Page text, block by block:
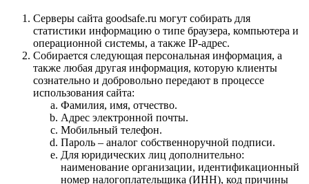
Серверы сайта goodsafe.ru могут собирать для
статистики информацию о типе браузера, компьютера и
операционной системы, а также IP-адрес.
Собирается следующая персональная информация, а
также любая другая информация, которую клиенты
сознательно и добровольно передают в процессе
использования сайта:
Фамилия, имя, отчество.
Адрес электронной почты.
Мобильный телефон.
Пароль – аналог собственноручной подписи.
Для юридических лиц дополнительно:
наименование организации, идентификационный
номер налогоплательщика (ИНН), код причины